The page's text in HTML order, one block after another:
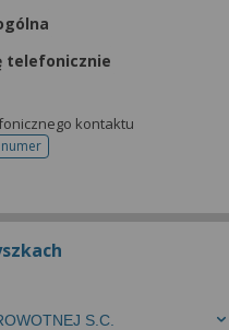
telefonicznie
kontaktu
do rejestracji
S.C.